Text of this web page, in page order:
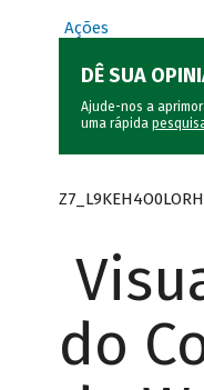
Ações
DÊ SUA
Ajude-nos a
uma rápida
do